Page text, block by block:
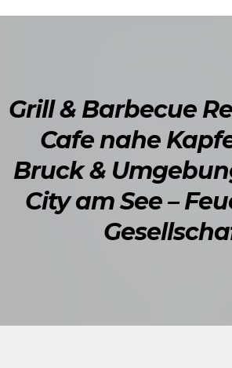
Grill & Barbecue
Cafe nahe
Bruck &
City am See –